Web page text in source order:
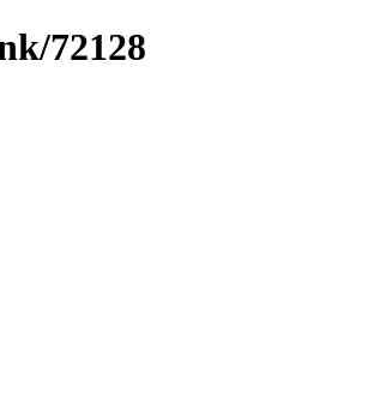
72128